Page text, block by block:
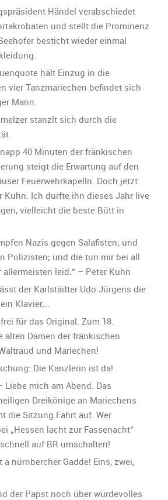
Händel verabschiedet
und stellt die Prominenz
besticht wieder einmal
hält Einzug in die
vier Tanzmariechen befindet sich
Mann.
stanzlt sich durch die
40 Minuten der fränkischen
steigt die Erwartung auf den
Feuerwehrkapelln. Doch jetzt
Kuhn. Ich durfte ihn dieses Jahr live
vielleicht die beste Bütt in
Nazis gegen Salafisten; und
Polizisten; und die tun mir bei all
allermeisten leid.“ – Peter Kuhn
der Karlstädter Udo Jürgens die
Klavier,…
für das Original. Zum 18.
alten Damen der fränkischen
und Mariechen!
Die Kanzlerin ist da!
Liebe mich am Abend. Das
Dreikönige an Mariechens
die Sitzung Fahrt auf. Wer
„Hessen lacht zur Fassenacht“
auf BR umschalten!
a nürnbercher Gadde! Eins, zwei,
der Papst noch über würdevolles